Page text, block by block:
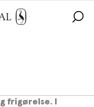
fortælling
frigørelse. I